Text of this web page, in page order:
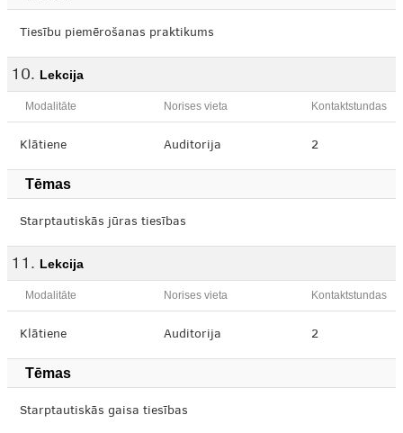
Tiesību piemērošanas praktikums
Lekcija
Modalitāte Norises vieta Kontaktstundas
Klātiene Auditorija 2
Tēmas
Starptautiskās jūras tiesības
Lekcija
Modalitāte Norises vieta Kontaktstundas
Klātiene Auditorija 2
Tēmas
Starptautiskās gaisa tiesības